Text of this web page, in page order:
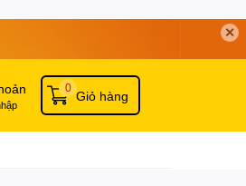
✕
Giỏ hàng
0